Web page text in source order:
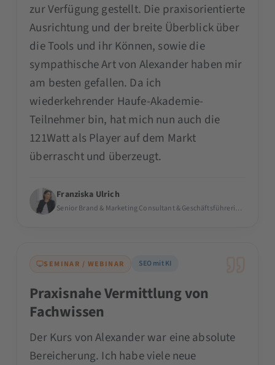
zur Verfügung gestellt. Die praxisorientierte
Ausrichtung und der breite Überblick über
die Tools und ihr Können, sowie die
sympathische Art von Alexander haben mir
am besten gefallen. Da ich
wiederkehrender Haufe-Akademie-
Teilnehmer bin, hat mich nun auch die
121Watt als Player auf dem Markt
überrascht und überzeugt.
Franziska Ulrich
Senior Brand & Marketing Consultant & Geschäftsführerin ·
SEMINAR / WEBINAR SEO mit KI
Praxisnahe Vermittlung von
Fachwissen
Der Kurs von Alexander war eine absolute
Bereicherung. Ich habe viele neue